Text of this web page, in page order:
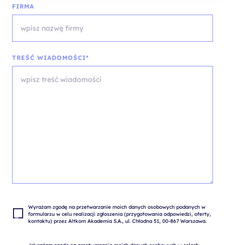
FIRMA
TREŚĆ WIADOMOŚCI*
Wyrażam zgodę na przetwarzanie moich danych osobowych podanych w
formularzu w celu realizacji zgłoszenia (przygotowania odpowiedzi, oferty,